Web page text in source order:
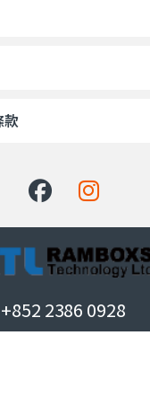
款
+852 2386 0928